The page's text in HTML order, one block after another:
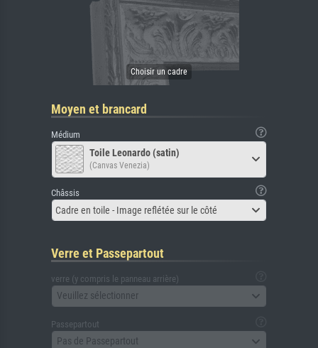
Moyen et brancard
Médium
Toile Leonardo (satin)
(Canvas Venezia)
Châssis
Cadre en toile - Image reflétée sur le côté
Verre et Passepartout
verre (y compris le panneau arrière)
Veuillez sélectionner
Passepartout
Pas de Passepartout